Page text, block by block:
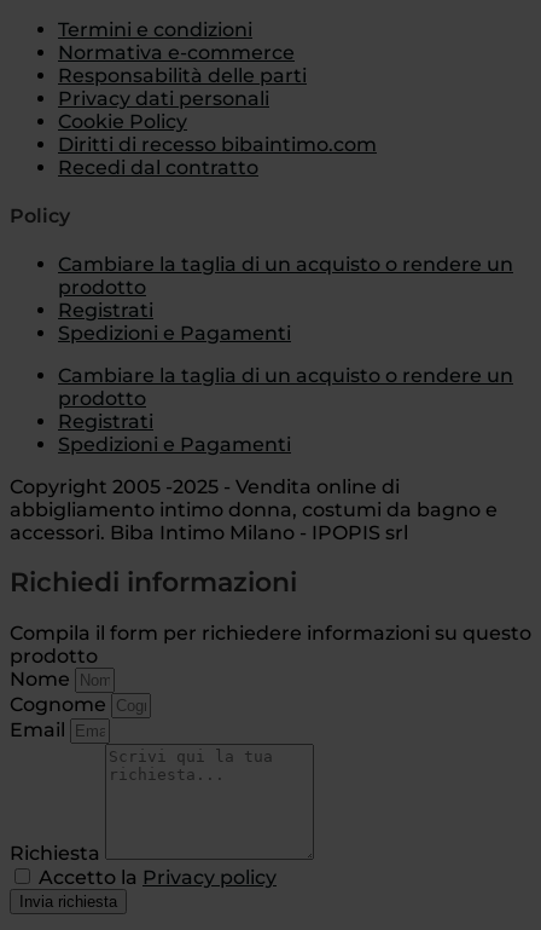
Termini e condizioni
Normativa e-commerce
Responsabilità delle parti
Privacy dati personali
Cookie Policy
Diritti di recesso bibaintimo.com
Recedi dal contratto
Policy
Cambiare la taglia di un acquisto o rendere un
prodotto
Registrati
Spedizioni e Pagamenti
Cambiare la taglia di un acquisto o rendere un
prodotto
Registrati
Spedizioni e Pagamenti
Copyright 2005 -2025 - Vendita online di
abbigliamento intimo donna, costumi da bagno e
accessori. Biba Intimo Milano - IPOPIS srl
Richiedi informazioni
Compila il form per richiedere informazioni su questo
prodotto
Nome
Cognome
Email
Richiesta
Accetto la Privacy policy
Invia richiesta